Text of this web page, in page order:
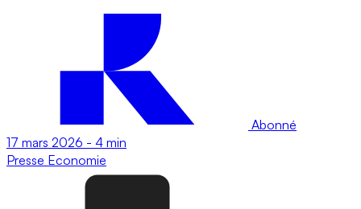
Abonné
17 mars 2026 - 4 min
Presse Economie